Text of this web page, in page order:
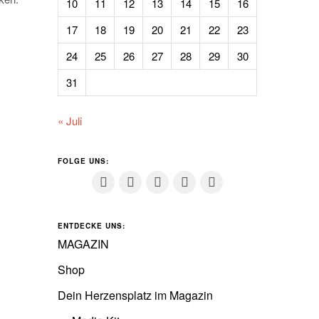
10
11 12 13 14 15
16
17
18 19 20 21 22
23
24
25 26 27 28 29
30
31
« Juli
FOLGE UNS:
ENTDECKE UNS:
MAGAZIN
Shop
Dein Herzensplatz im Magazin